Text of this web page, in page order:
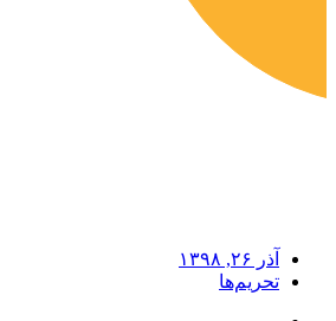
آذر ۲۶, ۱۳۹۸
تحریم‌ها